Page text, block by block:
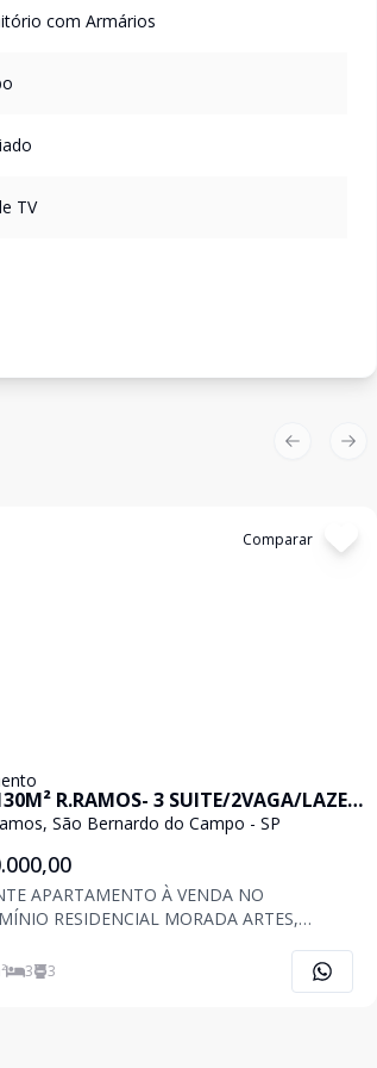
com Armários
TV
Comparar
R.RAMOS- 3 SUITE/2VAGA/LAZER
São Bernardo do Campo - SP
APARTAMENTO À VENDA NO
RESIDENCIAL MORADA ARTES,
EM UMA REGIÃO VALORIZADA E COM
3 3
Previous